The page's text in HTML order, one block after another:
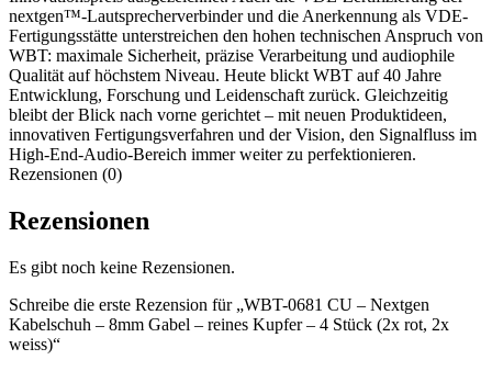
nextgen™-Lautsprecherverbinder und die Anerkennung als VDE-
Fertigungsstätte unterstreichen den hohen technischen Anspruch von
WBT: maximale Sicherheit, präzise Verarbeitung und audiophile
Qualität auf höchstem Niveau. Heute blickt WBT auf 40 Jahre
Entwicklung, Forschung und Leidenschaft zurück. Gleichzeitig
bleibt der Blick nach vorne gerichtet – mit neuen Produktideen,
innovativen Fertigungsverfahren und der Vision, den Signalfluss im
High-End-Audio-Bereich immer weiter zu perfektionieren.
Rezensionen (0)
Rezensionen
Es gibt noch keine Rezensionen.
Schreibe die erste Rezension für „WBT-0681 CU – Nextgen
Kabelschuh – 8mm Gabel – reines Kupfer – 4 Stück (2x rot, 2x
weiss)“